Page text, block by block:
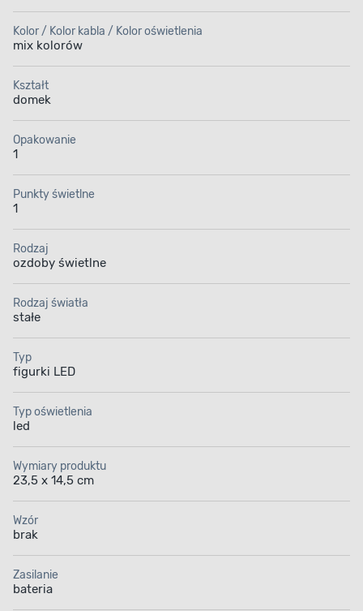
Kolor / Kolor kabla / Kolor oświetlenia
mix kolorów
Kształt
domek
Opakowanie
1
Punkty świetlne
1
Rodzaj
ozdoby świetlne
Rodzaj światła
stałe
Typ
figurki LED
Typ oświetlenia
led
Wymiary produktu
23,5 x 14,5 cm
Wzór
brak
Zasilanie
bateria